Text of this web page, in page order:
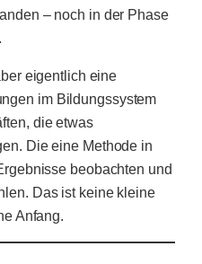
– noch in der Phase
eigentlich eine
im Bildungssystem
die etwas
Die eine Methode in
beobachten und
Das ist keine kleine
Anfang.